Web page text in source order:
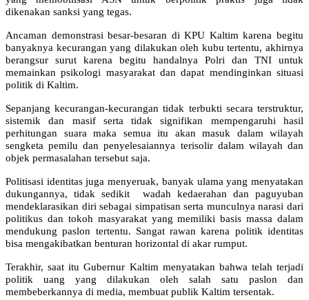
dikenakan sanksi yang tegas.
Ancaman demonstrasi besar-besaran di KPU Kaltim karena begitu
banyaknya kecurangan yang dilakukan oleh kubu tertentu, akhirnya
berangsur surut karena begitu handalnya Polri dan TNI untuk
memainkan psikologi masyarakat dan dapat mendinginkan situasi
politik di Kaltim.
Sepanjang kecurangan-kecurangan tidak terbukti secara terstruktur,
sistemik dan masif serta tidak signifikan mempengaruhi hasil
perhitungan suara maka semua itu akan masuk dalam wilayah
sengketa pemilu dan penyelesaiannya terisolir dalam wilayah dan
objek permasalahan tersebut saja.
Politisasi identitas juga menyeruak, banyak ulama yang menyatakan
dukungannya, tidak sedikit wadah kedaerahan dan paguyuban
mendeklarasikan diri sebagai simpatisan serta munculnya narasi dari
politikus dan tokoh masyarakat yang memiliki basis massa dalam
mendukung paslon tertentu. Sangat rawan karena politik identitas
bisa mengakibatkan benturan horizontal di akar rumput.
Terakhir, saat itu Gubernur Kaltim menyatakan bahwa telah terjadi
politik uang yang dilakukan oleh salah satu paslon dan
membeberkannya di media, membuat publik Kaltim tersentak.